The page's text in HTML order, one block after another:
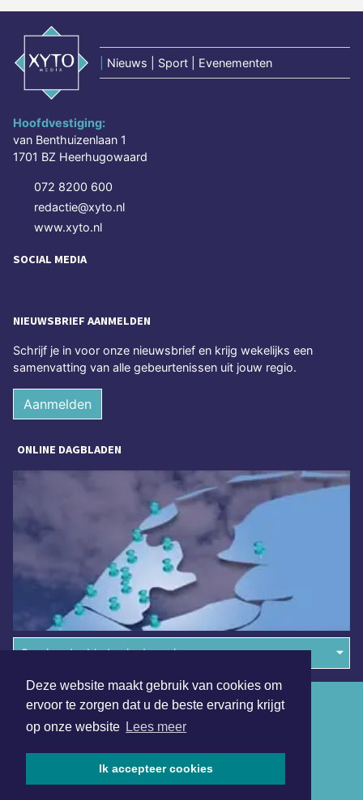
Deze website maakt gebruik van cookies om
ervoor te zorgen dat u de beste ervaring krijgt
op onze website Lees meer
Ik accepteer cookies
Nieuws | Sport | Evenementen
Hoofdvestiging:
van Benthuizenlaan 1
1701 BZ Heerhugowaard
072 8200 600
redactie@xyto.nl
www.xyto.nl
SOCIAL MEDIA
NIEUWSBRIEF AANMELDEN
Schrijf je in voor onze nieuwsbrief en krijg wekelijks een
samenvatting van alle gebeurtenissen uit jouw regio.
Aanmelden
ONLINE DAGBLADEN
Overige dagbladen in de regio
Algemene voorwaarden
Disclaimer